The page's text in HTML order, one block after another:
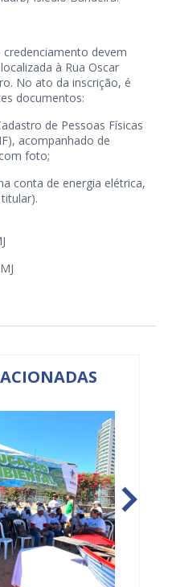
devem
à Rua Oscar
No ato da inscrição, é
documentos:
de Pessoas Físicas
acompanhado de
foto;
conta de energia elétrica,